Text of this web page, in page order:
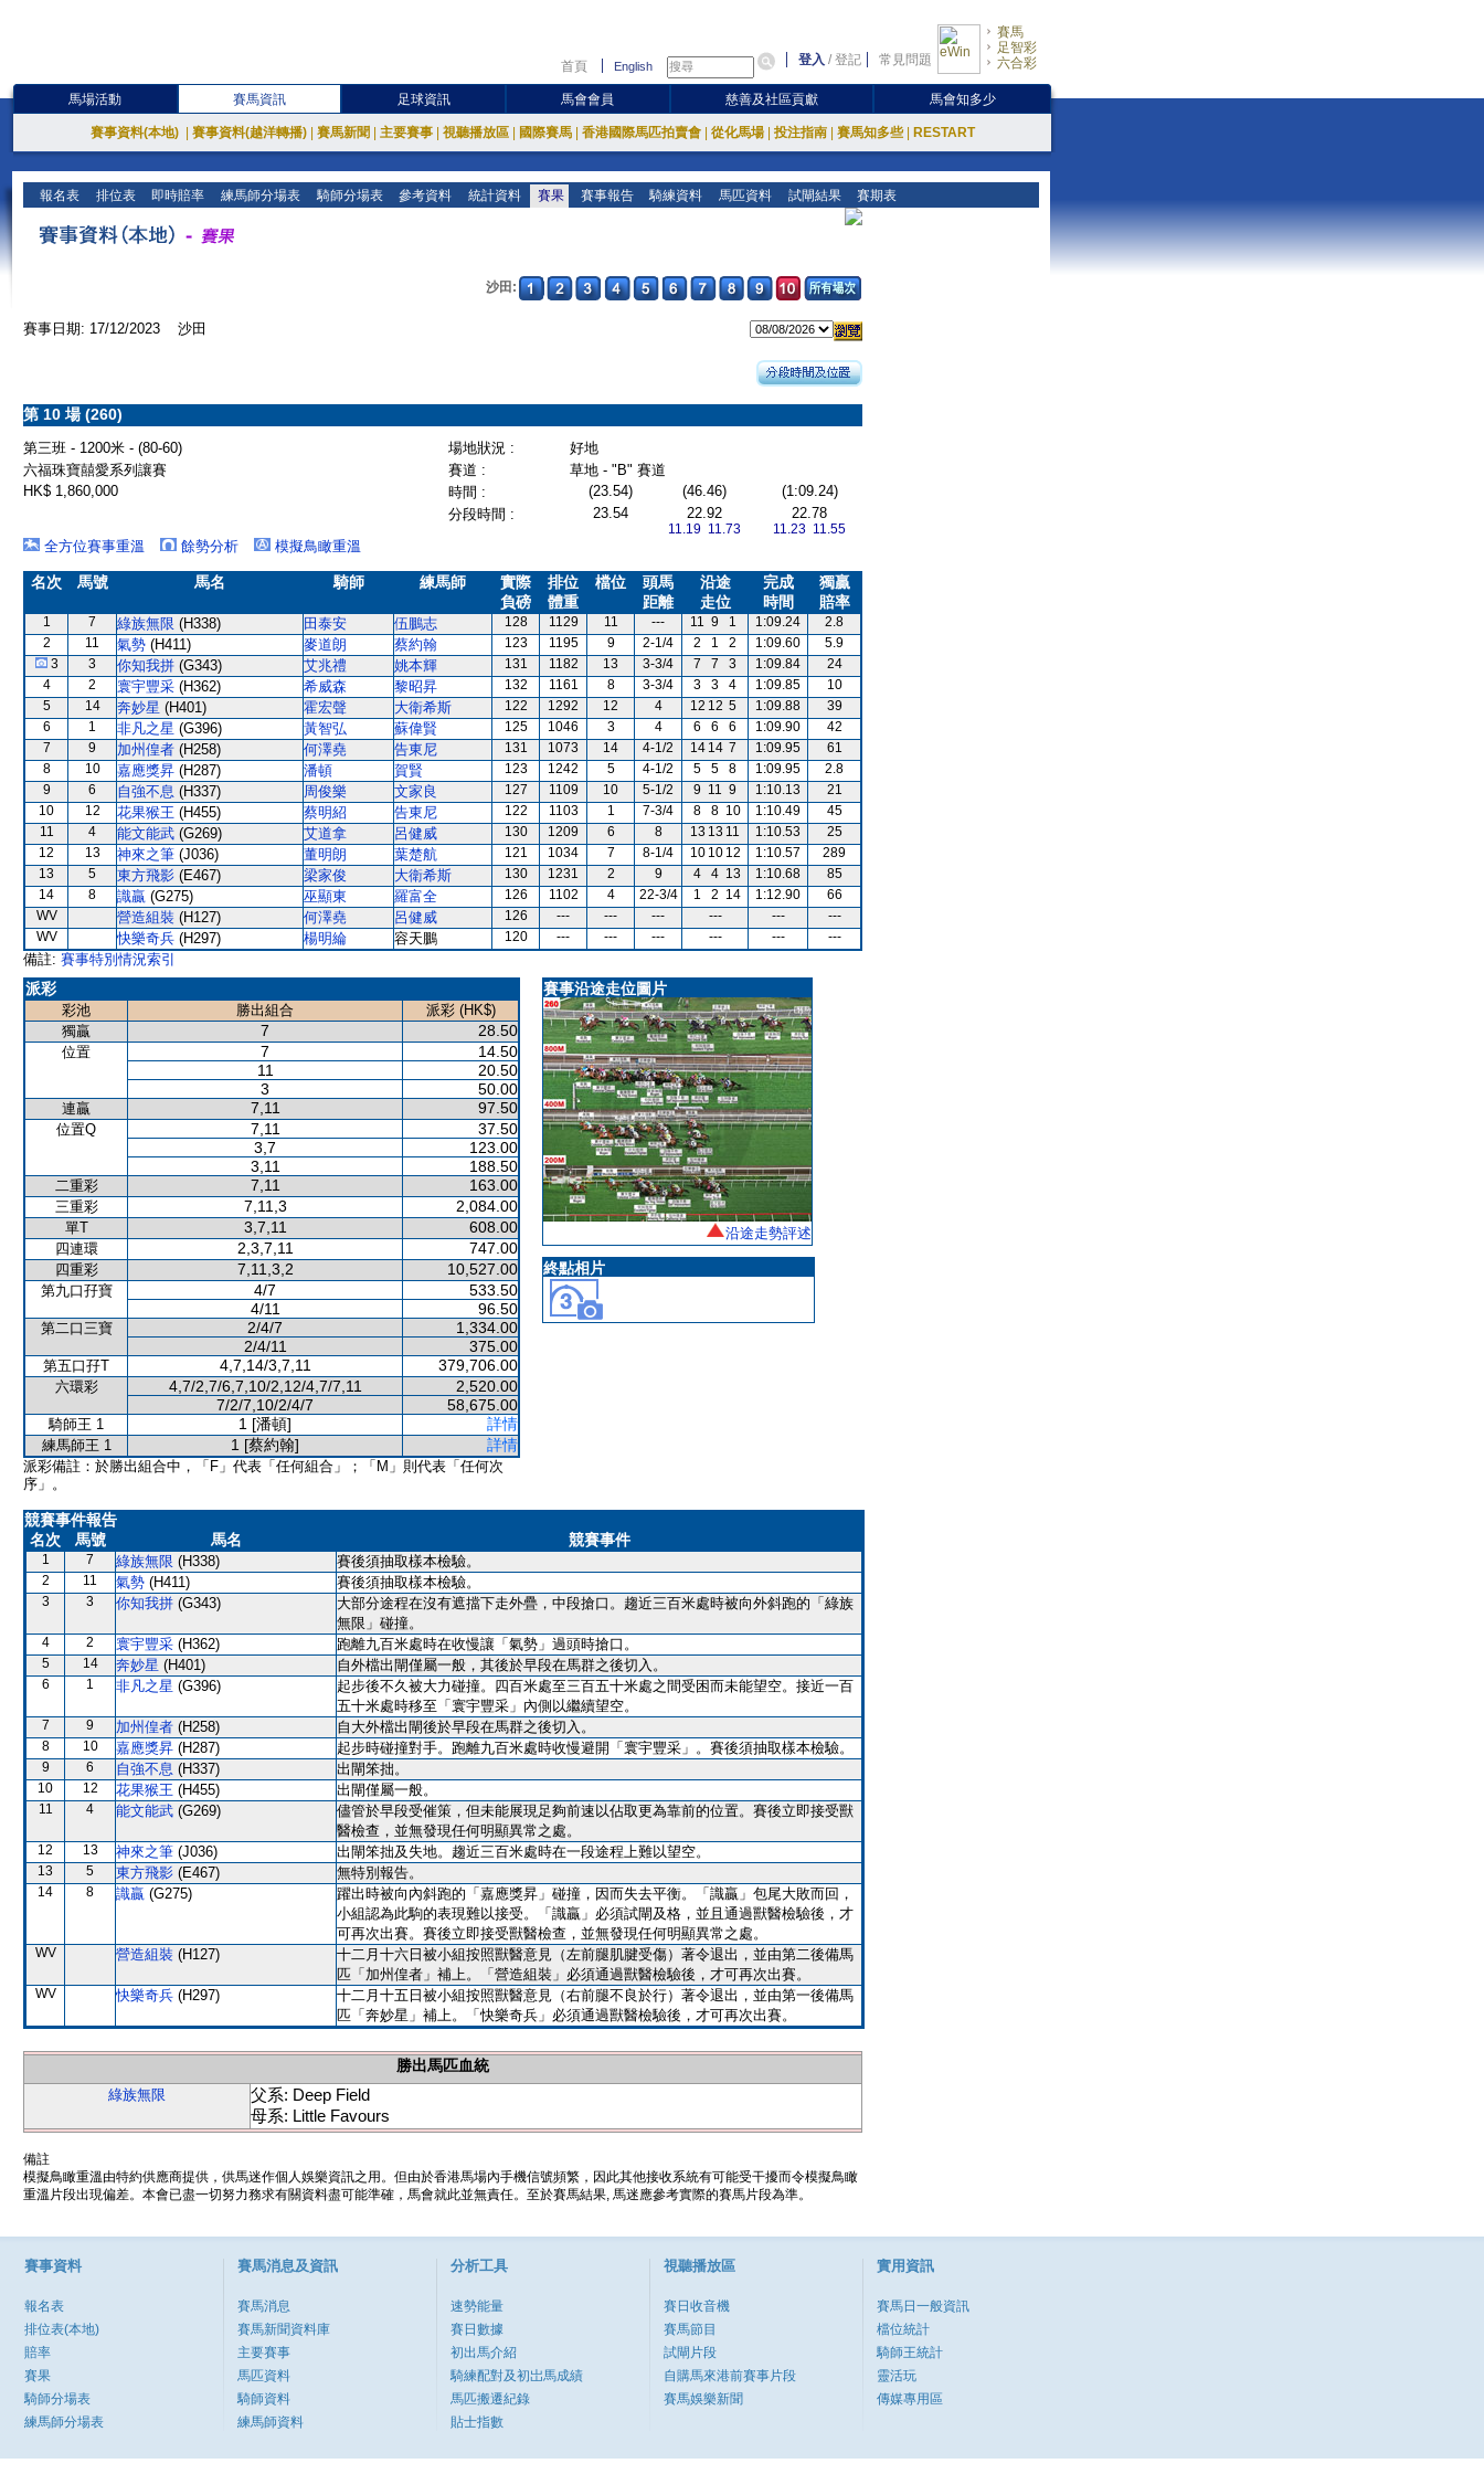
首頁 English 登入 /登記 常見問題
賽馬
足智彩
六合彩
馬場活動 賽馬資訊 足球資訊 馬會會員 慈善及社區貢獻 馬會知多少
賽事資料(本地) 賽事資料(越洋轉播) 賽馬新聞 主要賽事 視聽播放區 國際賽馬 香港國際馬匹拍賣會 從化馬場 投注指南 賽馬知多些 RESTART
報名表 排位表 即時賠率 練馬師分場表 騎師分場表 參考資料 統計資料 賽果 賽事報告 騎練資料 馬匹資料 試閘結果 賽期表
沙田:
賽事日期: 17/12/2023 沙田
第 10 場 (260)
第三班 - 1200米 - (80-60) 場地狀況 :
好地
六福珠寶囍愛系列讓賽
賽道 :
草地 - "B" 賽道
HK$ 1,860,000
時間 : (23.54) (46.46)
(1:09.24)
分段時間 :
23.54 22.92
11.19 11.73
22.78
11.23 11.55
全方位賽事重溫 餘勢分析 模擬鳥瞰重溫
名次 馬號 馬名 騎師 練馬師
實際
負磅
排位
體重
檔位
頭馬
距離
沿途
走位
完成
時間
獨贏
賠率
1 7 綠族無限 (H338) 田泰安 伍鵬志 128 1129 11 --- 11 9 1 1:09.24
2.8
2
11 氣勢 (H411) 麥道朗 蔡約翰 123 1195 9 2-1/4 2 1 2 1:09.60
5.9
3
3 你知我拼 (G343) 艾兆禮 姚本輝 131 1182 13 3-3/4 7 7 3 1:09.84
24
4
2 寰宇豐采 (H362) 希威森 黎昭昇 132 1161 8 3-3/4 3 3 4 1:09.85
10
5
14 奔妙星 (H401) 霍宏聲 大衛希斯 122 1292 12 4 12 12 5 1:09.88
39
6
1 非凡之星 (G396) 黃智弘 蘇偉賢 125 1046 3 4 6 6 6 1:09.90
42
7
9 加州偟者 (H258) 何澤堯 告東尼 131 1073 14 4-1/2 14 14 7 1:09.95
61
8
10 嘉應獎昇 (H287) 潘頓 賀賢 123 1242 5 4-1/2 5 5 8 1:09.95
2.8
9
6 自強不息 (H337) 周俊樂 文家良 127 1109 10 5-1/2 9 11 9 1:10.13
21
10
12 花果猴王 (H455) 蔡明紹 告東尼 122 1103 1 7-3/4 8 8 10 1:10.49
45
11
4 能文能武 (G269) 艾道拿 呂健威 130 1209 6 8 13 13 11 1:10.53
25
12
13 神來之筆 (J036) 董明朗 葉楚航 121 1034 7 8-1/4 10 10 12 1:10.57
289
13
5 東方飛影 (E467) 梁家俊 大衛希斯 130 1231 2 9 4 4 13 1:10.68
85
14
8 識贏 (G275) 巫顯東 羅富全 126 1102 4 22-3/4 1 2 14 1:12.90
66
WV
營造組裝 (H127) 何澤堯 呂健威 126 --- --- --- --- ---
---
WV
快樂奇兵 (H297) 楊明綸 容天鵬 120 --- --- --- --- --- ---
備註: 賽事特別情況索引
派彩
彩池 勝出組合
派彩 (HK$)
獨贏
7 28.50
位置 7
14.50
11
20.50
3
50.00
連贏 7,11 97.50
位置Q 7,11
37.50
3,7
123.00
3,11
188.50
二重彩 7,11 163.00
三重彩 7,11,3 2,084.00
單T 3,7,11 608.00
四連環 2,3,7,11 747.00
四重彩 7,11,3,2 10,527.00
第九口孖寶 4/7
533.50
4/11
96.50
第二口三寶 2/4/7
1,334.00
2/4/11
375.00
第五口孖T 4,7,14/3,7,11 379,706.00
六環彩 4,7/2,7/6,7,10/2,12/4,7/7,11
2,520.00
7/2/7,10/2/4/7
58,675.00
騎師王 1 1 [潘頓] 詳情
練馬師王 1 1 [蔡約翰] 詳情
派彩備註：於勝出組合中，「F」代表「任何組合」；「M」則代表「任何次
序」。
賽事沿途走位圖片
沿途走勢評述
終點相片
競賽事件報告
名次
馬號 馬名 競賽事件
1 7 綠族無限 (H338) 賽後須抽取樣本檢驗。
2 11 氣勢 (H411) 賽後須抽取樣本檢驗。
3 3 你知我拼 (G343)
大部分途程在沒有遮擋下走外疊，中段搶口。趨近三百米處時被向外斜跑的「綠族
無限」碰撞。
4 2 寰宇豐采 (H362) 跑離九百米處時在收慢讓「氣勢」過頭時搶口。
5 14 奔妙星 (H401) 自外檔出閘僅屬一般，其後於早段在馬群之後切入。
6 1 非凡之星 (G396)
起步後不久被大力碰撞。四百米處至三百五十米處之間受困而未能望空。接近一百
五十米處時移至「寰宇豐采」內側以繼續望空。
7 9 加州偟者 (H258) 自大外檔出閘後於早段在馬群之後切入。
8 10 嘉應獎昇 (H287) 起步時碰撞對手。跑離九百米處時收慢避開「寰宇豐采」。賽後須抽取樣本檢驗。
9 6 自強不息 (H337) 出閘笨拙。
10 12 花果猴王 (H455) 出閘僅屬一般。
11 4 能文能武 (G269)
儘管於早段受催策，但未能展現足夠前速以佔取更為靠前的位置。賽後立即接受獸
醫檢查，並無發現任何明顯異常之處。
12 13 神來之筆 (J036) 出閘笨拙及失地。趨近三百米處時在一段途程上難以望空。
13 5 東方飛影 (E467) 無特別報告。
14 8 識贏 (G275)
躍出時被向內斜跑的「嘉應獎昇」碰撞，因而失去平衡。「識贏」包尾大敗而回，
小組認為此駒的表現難以接受。「識贏」必須試閘及格，並且通過獸醫檢驗後，才
可再次出賽。賽後立即接受獸醫檢查，並無發現任何明顯異常之處。
WV 營造組裝 (H127)
十二月十六日被小組按照獸醫意見（左前腿肌腱受傷）著令退出，並由第二後備馬
匹「加州偟者」補上。「營造組裝」必須通過獸醫檢驗後，才可再次出賽。
WV 快樂奇兵 (H297)
十二月十五日被小組按照獸醫意見（右前腿不良於行）著令退出，並由第一後備馬
匹「奔妙星」補上。「快樂奇兵」必須通過獸醫檢驗後，才可再次出賽。
勝出馬匹血統
綠族無限
父系: Deep Field
母系: Little Favours
備註
模擬鳥瞰重溫由特約供應商提供，供馬迷作個人娛樂資訊之用。但由於香港馬場內手機信號頻繁，因此其他接收系統有可能受干擾而令模擬鳥瞰
重溫片段出現偏差。本會已盡一切努力務求有關資料盡可能準確，馬會就此並無責任。至於賽馬結果, 馬迷應參考實際的賽馬片段為準。
賽事資料
報名表
排位表(本地)
賠率
賽果
騎師分場表
練馬師分場表
賽馬消息及資訊
賽馬消息
賽馬新聞資料庫
主要賽事
馬匹資料
騎師資料
練馬師資料
分析工具
速勢能量
賽日數據
初出馬介紹
騎練配對及初岀馬成績
馬匹搬遷紀錄
貼士指數
視聽播放區
賽日收音機
賽馬節目
試閘片段
自購馬來港前賽事片段
賽馬娛樂新聞
實用資訊
賽馬日一般資訊
檔位統計
騎師王統計
靈活玩
傳媒專用區